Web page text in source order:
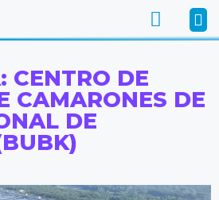
CENTRO DE
CAMARONES DE
DE